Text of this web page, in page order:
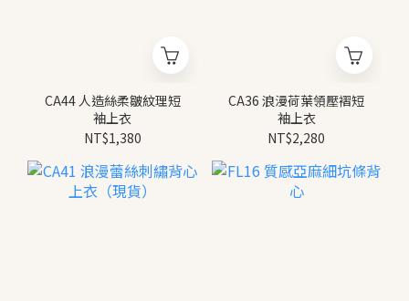
CA44 人造絲柔皺紋理短
袖上衣
NT$1,380
CA36 浪漫荷葉領壓褶短
袖上衣
NT$2,280